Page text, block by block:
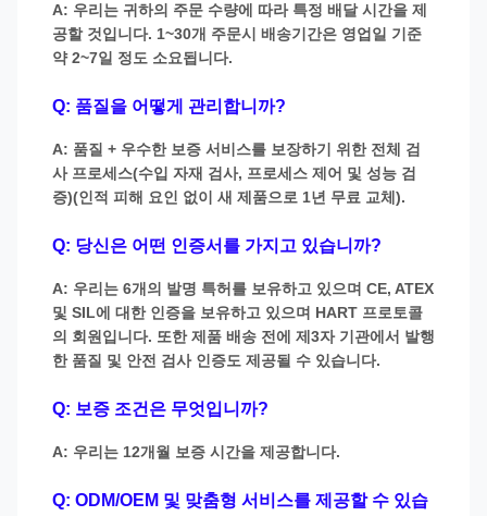
A: 우리는 귀하의 주문 수량에 따라 특정 배달 시간을 제
공할 것입니다. 1~30개 주문시 배송기간은 영업일 기준
약 2~7일 정도 소요됩니다.
Q: 품질을 어떻게 관리합니까?
A: 품질 + 우수한 보증 서비스를 보장하기 위한 전체 검
사 프로세스(수입 자재 검사, 프로세스 제어 및 성능 검
증)(인적 피해 요인 없이 새 제품으로 1년 무료 교체).
Q: 당신은 어떤 인증서를 가지고 있습니까?
A: 우리는 6개의 발명 특허를 보유하고 있으며 CE, ATEX
및 SIL에 대한 인증을 보유하고 있으며 HART 프로토콜
의 회원입니다. 또한 제품 배송 전에 제3자 기관에서 발행
한 품질 및 안전 검사 인증도 제공될 수 있습니다.
Q: 보증 조건은 무엇입니까?
A: 우리는 12개월 보증 시간을 제공합니다.
Q: ODM/OEM 및 맞춤형 서비스를 제공할 수 있습